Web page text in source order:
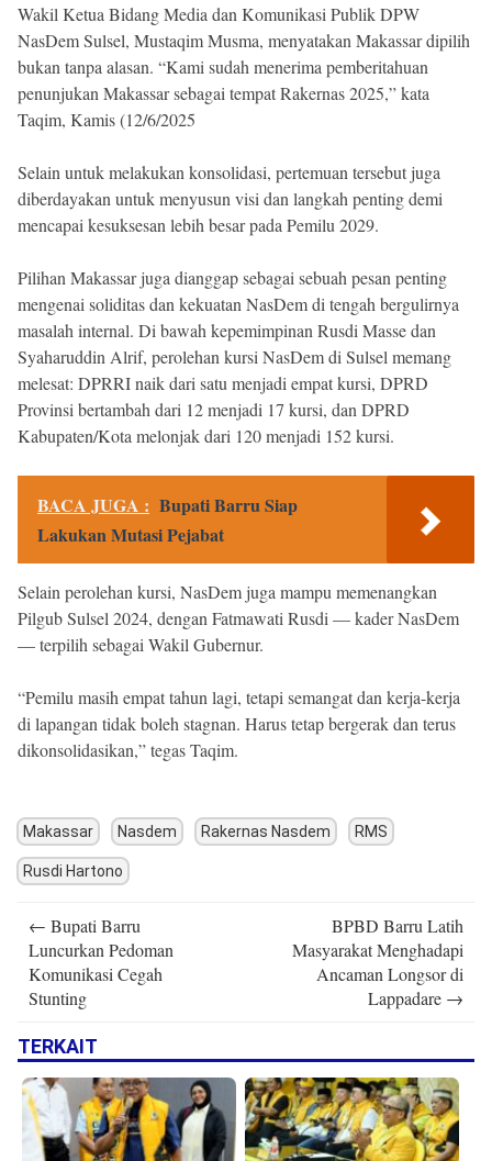
Wakil Ketua Bidang Media dan Komunikasi Publik DPW
NasDem Sulsel, Mustaqim Musma, menyatakan Makassar dipilih
bukan tanpa alasan. “Kami sudah menerima pemberitahuan
penunjukan Makassar sebagai tempat Rakernas 2025,” kata
Taqim, Kamis (12/6/2025
Selain untuk melakukan konsolidasi, pertemuan tersebut juga
diberdayakan untuk menyusun visi dan langkah penting demi
mencapai kesuksesan lebih besar pada Pemilu 2029.
Pilihan Makassar juga dianggap sebagai sebuah pesan penting
mengenai soliditas dan kekuatan NasDem di tengah bergulirnya
masalah internal. Di bawah kepemimpinan Rusdi Masse dan
Syaharuddin Alrif, perolehan kursi NasDem di Sulsel memang
melesat: DPRRI naik dari satu menjadi empat kursi, DPRD
Provinsi bertambah dari 12 menjadi 17 kursi, dan DPRD
Kabupaten/Kota melonjak dari 120 menjadi 152 kursi.
BACA JUGA : Bupati Barru Siap
Lakukan Mutasi Pejabat
Selain perolehan kursi, NasDem juga mampu memenangkan
Pilgub Sulsel 2024, dengan Fatmawati Rusdi — kader NasDem
— terpilih sebagai Wakil Gubernur.
“Pemilu masih empat tahun lagi, tetapi semangat dan kerja-kerja
di lapangan tidak boleh stagnan. Harus tetap bergerak dan terus
dikonsolidasikan,” tegas Taqim.
Makassar Nasdem Rakernas Nasdem RMS
Rusdi Hartono
navigation
← Bupati Barru
Luncurkan Pedoman
Komunikasi Cegah
Stunting
BPBD Barru Latih
Masyarakat Menghadapi
Ancaman Longsor di
Lappadare →
TERKAIT